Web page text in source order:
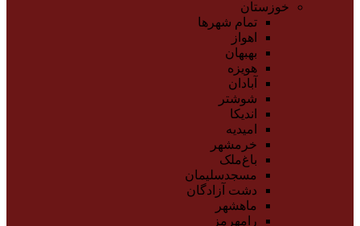
خوزستان
تمام شهر‌ها
اهواز
بهبهان
هویزه
آبادان
شوشتر
اندیکا
امیدیه
خرمشهر
باغ‌ملک
مسجدسلیمان
دشت آزادگان
ماهشهر
رامهرمز